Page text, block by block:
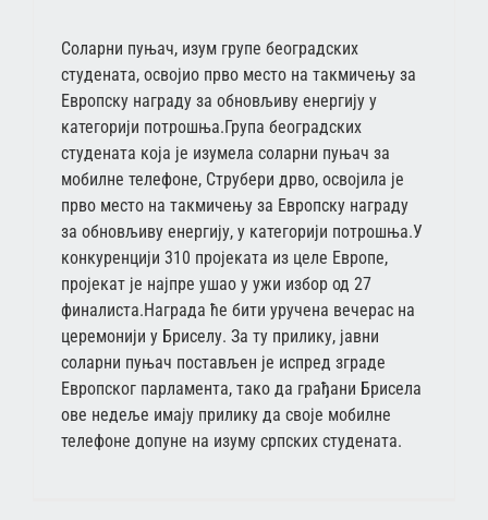
Соларни пуњач, изум групе београдских
студената, освојио прво место на такмичењу за
Европску награду за обновљиву енергију у
категорији потрошња.Група београдских
студената која је изумела соларни пуњач за
мобилне телефоне, Струбери дрво, освојила је
прво место на такмичењу за Европску награду
за обновљиву енергију, у категорији потрошња.У
конкуренцији 310 пројеката из целе Европе,
пројекат је најпре ушао у ужи избор од 27
финалиста.Награда ће бити уручена вечерас на
церемонији у Бриселу. За ту прилику, јавни
соларни пуњач постављен је испред зграде
Европског парламента, тако да грађани Брисела
ове недеље имају прилику да своје мобилне
телефоне допуне на изуму српских студената.